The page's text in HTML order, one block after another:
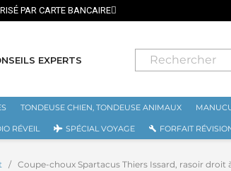
⭐ LIVRAISON GRATUITE EN FRANCE
EXPERTS
TONDEUSE CHIEN, TONDEUSE ANIMAUX
RÉVEIL SPÉCIAL VOYAGE FORFAIT
Coupe-choux Spartacus Thiers Issard, rasoir